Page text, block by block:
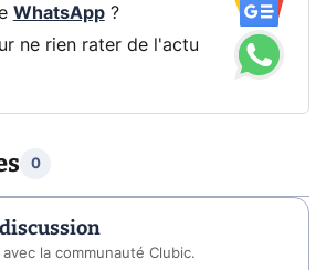
WhatsApp?
ne rien rater de l'actu
0
la communauté Clubic.